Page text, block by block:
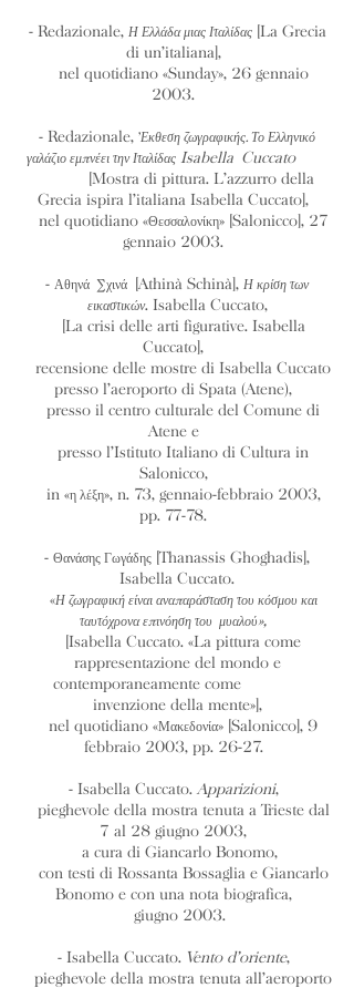
- Redazionale, Η Ελλάδα μιας Ιταλίδας[La Grecia
di un’italiana],
nel quotidiano «Sunday», 26 gennaio
2003.
- Redazionale, ’Εκθεση ζωγραφικής. Το Ελληνικό
γαλάζιο εμπνέει την Ιταλίδας Isabella Cuccato
[Mostra di pittura. L’azzurro della
Grecia ispira l’italiana Isabella Cuccato],
nel quotidiano «Θεσσαλονίκη» [Salonicco], 27
gennaio 2003.
- Αθηνά Σχινά [Athinà Schinà], Η κρίση των
εικαστικών. Isabella Cuccato,
[La crisi delle arti figurative. Isabella
Cuccato],
recensione delle mostre di Isabella Cuccato
presso l’aeroporto di Spata (Atene),
presso il centro culturale del Comune di
Atene e
presso l’Istituto Italiano di Cultura in
Salonicco,
in «η λέξη», n. 73, gennaio-febbraio 2003,
pp. 77-78.
- Θανάσης Γωγάδης [Thanassis Ghoghadis],
Isabella Cuccato.
«Η ζωγραφική είναι αναπαράσταση του κόσμου και
ταυτόχρονα επινόηση του μυαλού»,
[Isabella Cuccato. «La pittura come
rappresentazione del mondo e
contemporaneamente come
invenzione della mente»],
nel quotidiano «Μακεδονία» [Salonicco], 9
febbraio 2003, pp. 26-27.
- Isabella Cuccato.Apparizioni,
pieghevole della mostra tenuta a Trieste dal
7 al 28 giugno 2003,
a cura di Giancarlo Bonomo,
con testi di Rossanta Bossaglia e Giancarlo
Bonomo e con una nota biografica,
giugno 2003.
- Isabella Cuccato. Vento d’oriente,
pieghevole della mostra tenuta all’aeroporto